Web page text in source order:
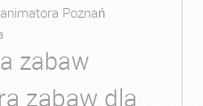
Poznań
zabaw
zabaw dla